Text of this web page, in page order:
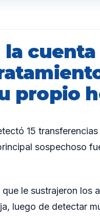
la
propio
15
sospechoso
le sustrajeron los
luego de detectar